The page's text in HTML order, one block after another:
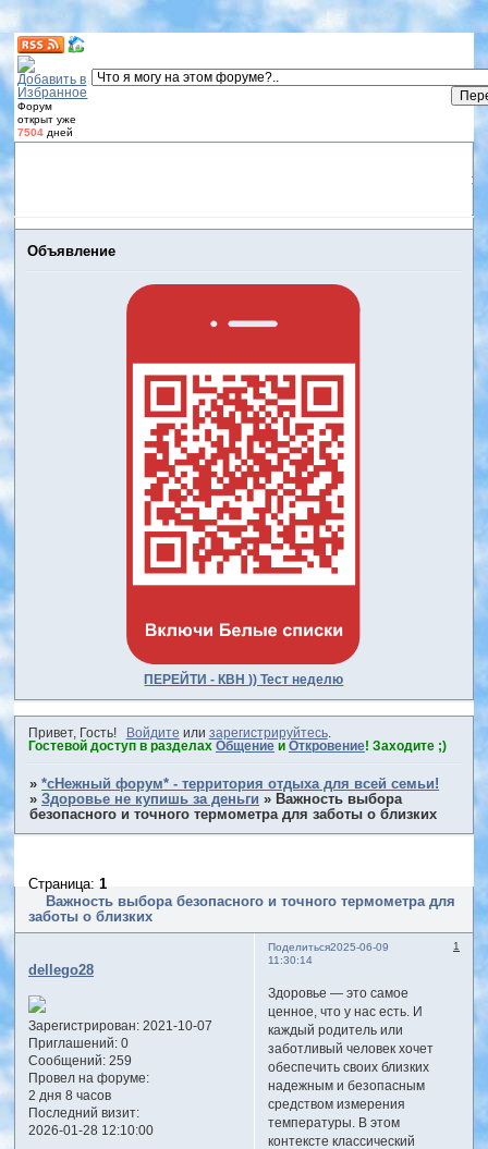
Форум
открыт уже
7504 дней
Объявление
ПЕРЕЙТИ - КВН )) Тест неделю
Привет, Гость! Войдите или зарегистрируйтесь.
Гостевой доступ в разделах Общениеи Откровение! Заходите ;)
»*сНежный форум* - территория отдыха для всей семьи!
»Здоровье не купишь за деньги » Важность выбора
безопасного и точного термометра для заботы о близких
Важность выбора безопасного и точного термометра для
заботы о близких
Страница:1
Поделиться 1
2025-06-09
11:30:14
dellego28
Зарегистрирован: 2021-10-07
Приглашений:0
Сообщений:259
Провел на форуме:
2 дня 8 часов
Последний визит:
2026-01-28 12:10:00
Здоровье — это самое
ценное, что у нас есть. И
каждый родитель или
заботливый человек хочет
обеспечить своих близких
надежным и безопасным
средством измерения
температуры. В этом
контексте классический